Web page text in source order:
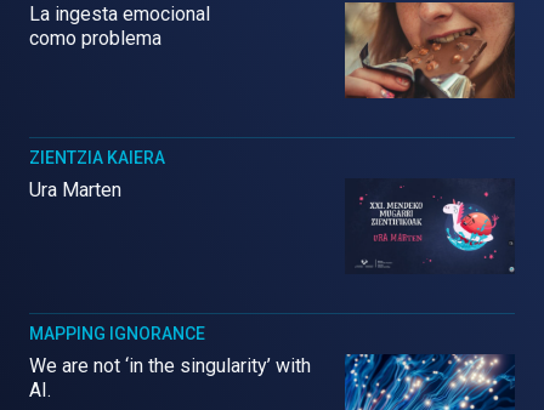
La ingesta emocional
como problema
ZIENTZIA KAIERA
Ura Marten
MAPPING IGNORANCE
We are not ‘in the singularity’ with
AI.